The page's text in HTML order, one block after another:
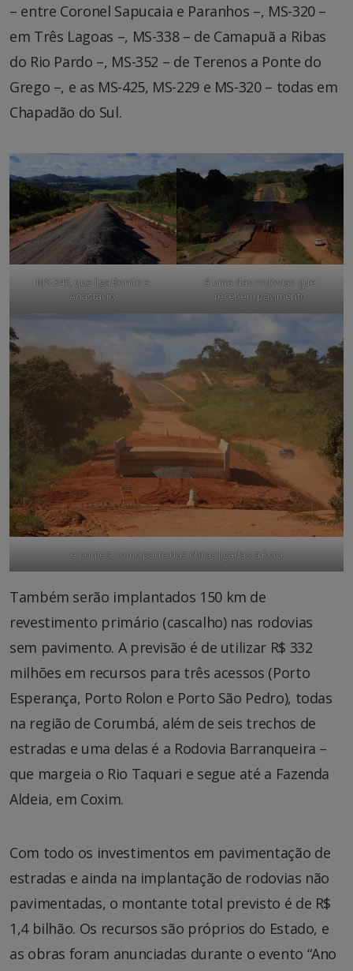
– entre Coronel Sapucaia e Paranhos –, MS-320 –
em Três Lagoas –, MS-338 – de Camapuã a Ribas
do Rio Pardo –, MS-352 – de Terenos a Ponte do
Grego –, e as MS-425, MS-229 e MS-320 – todas em
Chapadão do Sul.
MS-345, que liga Bonito a
Anastácio,
é uma das rodovias que
recebem pavimento
e pontes, como parte das obras ligadas a Rota
Também serão implantados 150 km de
revestimento primário (cascalho) nas rodovias
sem pavimento. A previsão é de utilizar R$ 332
milhões em recursos para três acessos (Porto
Esperança, Porto Rolon e Porto São Pedro), todas
na região de Corumbá, além de seis trechos de
estradas e uma delas é a Rodovia Barranqueira –
que margeia o Rio Taquari e segue até a Fazenda
Aldeia, em Coxim.
Com todo os investimentos em pavimentação de
estradas e ainda na implantação de rodovias não
pavimentadas, o montante total previsto é de R$
1,4 bilhão. Os recursos são próprios do Estado, e
as obras foram anunciadas durante o evento “Ano